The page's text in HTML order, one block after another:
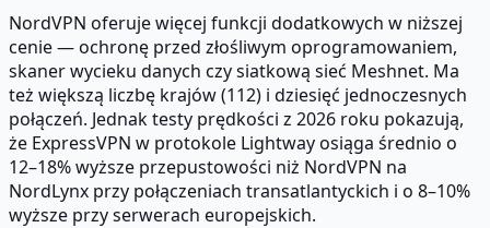
NordVPN oferuje więcej funkcji dodatkowych w niższej
cenie — ochronę przed złośliwym oprogramowaniem,
skaner wycieku danych czy siatkową sieć Meshnet. Ma
też większą liczbę krajów (112) i dziesięć jednoczesnych
połączeń. Jednak testy prędkości z 2026 roku pokazują,
że ExpressVPN w protokole Lightway osiąga średnio o
12–18% wyższe przepustowości niż NordVPN na
NordLynx przy połączeniach transatlantyckich i o 8–10%
wyższe przy serwerach europejskich.